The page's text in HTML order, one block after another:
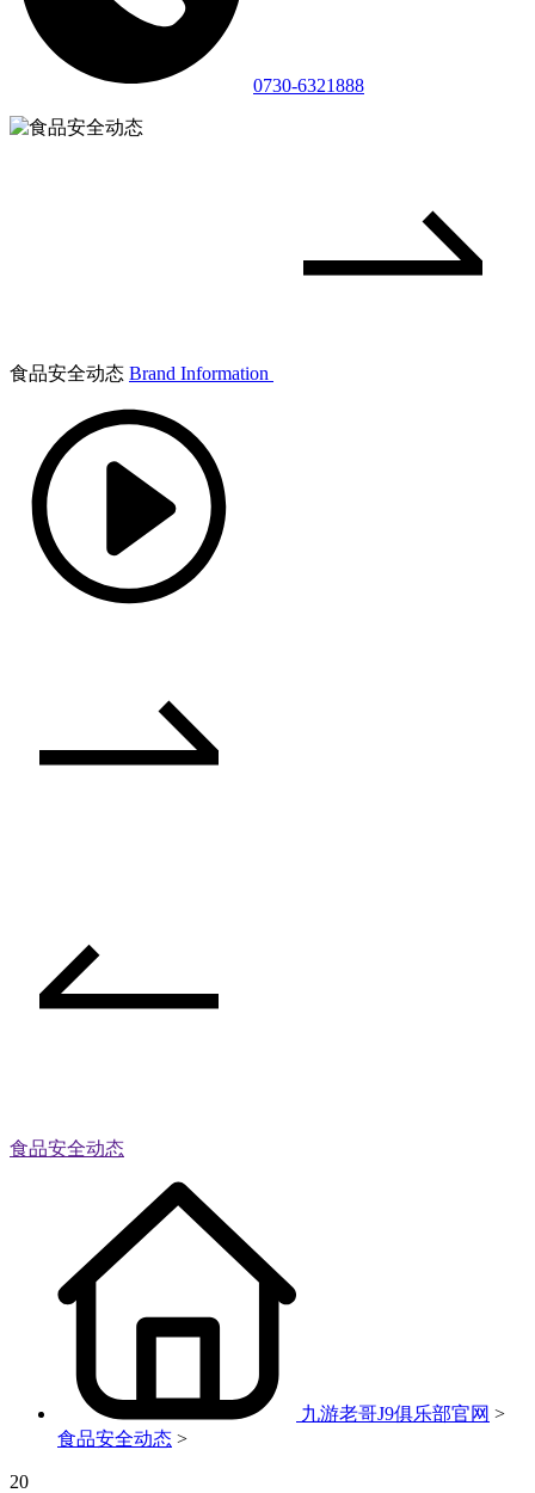
0730-6321888
食品安全动态 Brand Information
食品安全动态
九游老哥J9俱乐部官网 >
食品安全动态 >
20